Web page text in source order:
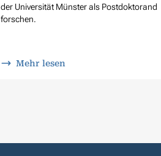
der Universität Münster als Postdoktorand
forschen.
Mehr lesen